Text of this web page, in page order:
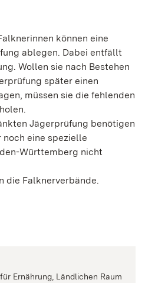
können eine
ablegen. Dabei entfällt
Wollen sie nach Bestehen
später einen
müssen sie die fehlenden
Jägerprüfung benötigen
noch eine spezielle
Württemberg nicht
die Falknerverbände.
Ernährung, Ländlichen Raum